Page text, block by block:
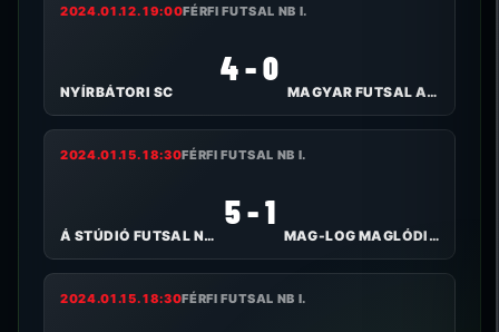
2024.01.12. 19:00FÉRFI FUTSAL NB I.
NYÍRBÁTORI SC
4 - 0
MAGYAR FUTSAL AKADÉMIA
2024.01.15. 18:30FÉRFI FUTSAL NB I.
Á STÚDIÓ FUTSAL NYÍREGYHÁZA
5 - 1
MAG-LOG MAGLÓDI TC
2024.01.15. 18:30FÉRFI FUTSAL NB I.